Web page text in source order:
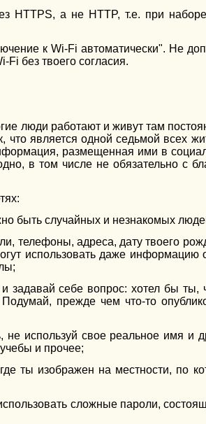
HTTPS, а не HTTP, т.е. при
к Wi-Fi автоматически". Не
Fi без твоего согласия.
люди работают и живут там
что является одной седьмой всех
размещенная ими в
в том числе не обязательно с
быть случайных и незнакомых
телефоны, адреса, дату твоего
использовать даже информацию
задавай себе вопрос: хотел бы ты,
прежде чем что-то
используй свое реальное имя и
и прочее;
ты изображен на местности, по
сложные пароли,